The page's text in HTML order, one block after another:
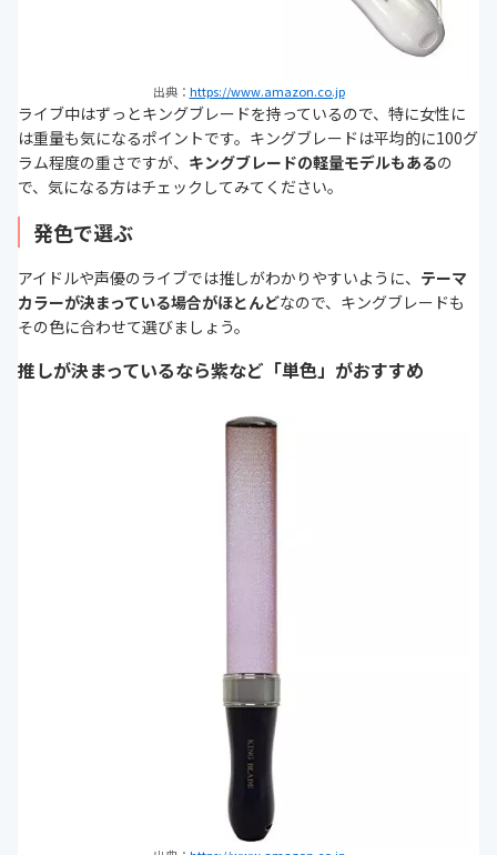
出典： https://www.amazon.co.jp
ライブ中はずっとキングブレードを持っているので、特に女性に
は重量も気になるポイントです。キングブレードは平均的に100グ
ラム程度の重さですが、 キングブレードの軽量モデルもあるの
で、気になる方はチェックしてみてください。
発色で選ぶ
アイドルや声優のライブでは推しがわかりやすいように、 テーマ
カラーが決まっている場合がほとんどなので、キングブレードも
その色に合わせて選びましょう。
推しが決まっているなら紫など「単色」がおすすめ